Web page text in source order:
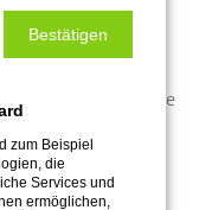
entstehen. Bitte
lagern.
Bestätigen
zum Beispiel
die
Services und
ermöglichen,